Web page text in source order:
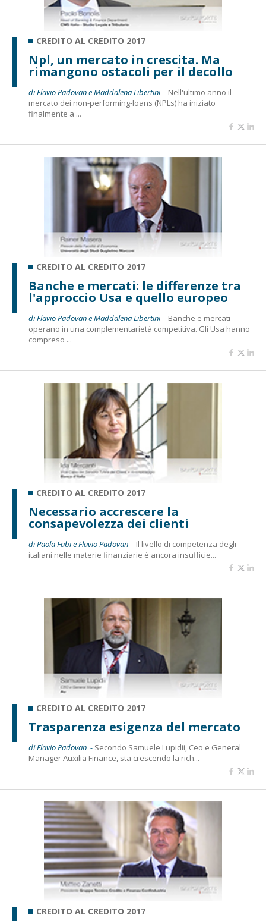
CREDITO AL CREDITO 2017
Npl, un mercato in crescita. Ma
rimangono ostacoli per il decollo
di Flavio Padovan e Maddalena Libertini - Nell'ultimo anno il
mercato dei non-performing-loans (NPLs) ha iniziato
finalmente a ...
CREDITO AL CREDITO 2017
Banche e mercati: le differenze tra
l'approccio Usa e quello europeo
di Flavio Padovan e Maddalena Libertini - Banche e mercati
operano in una complementarietà competitiva. Gli Usa hanno
compreso ...
CREDITO AL CREDITO 2017
Necessario accrescere la
consapevolezza dei clienti
di Paola Fabi e Flavio Padovan - Il livello di competenza degli
italiani nelle materie finanziarie è ancora insufficie...
CREDITO AL CREDITO 2017
Trasparenza esigenza del mercato
di Flavio Padovan - Secondo Samuele Lupidii, Ceo e General
Manager Auxilia Finance, sta crescendo la rich...
CREDITO AL CREDITO 2017